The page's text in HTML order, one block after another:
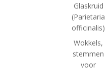
Glaskruid
(Parietaria
officinalis)
Wokkels,
stemmen
voor